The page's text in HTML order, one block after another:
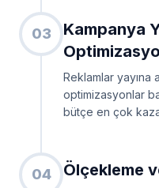
03
Kampanya
Reklamlar yayına
optimizasyonlar
bütçe en çok
04 Ölçekleme